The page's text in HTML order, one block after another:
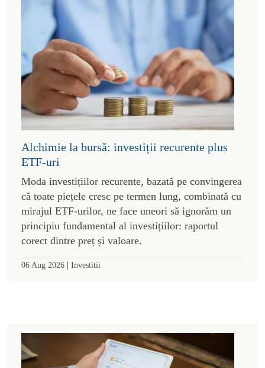
Alchimie la bursă: investiții recurente plus
ETF-uri
Moda investițiilor recurente, bazată pe convingerea
că toate piețele cresc pe termen lung, combinată cu
mirajul ETF-urilor, ne face uneori să ignorăm un
principiu fundamental al investițiilor: raportul
corect dintre preț și valoare.
06 Aug 2026 | Investitii